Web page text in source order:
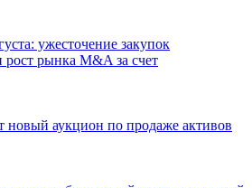
ужесточение закупок
рынка M&A за счет
новый аукцион по продаже активов